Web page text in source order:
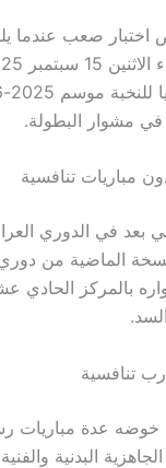
اختبار صعب عندما
في مشوار البطولة.
مباريات تنافسية
في الدوري
الماضية من
بالمركز الحادي
تنافسية
خوضه عدة مباريات
البدنية